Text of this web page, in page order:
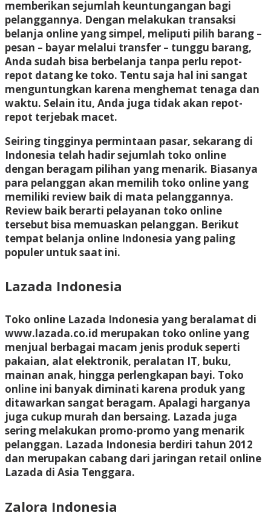
memberikan sejumlah keuntungangan bagi
pelanggannya. Dengan melakukan transaksi
belanja online yang simpel, meliputi pilih barang –
pesan – bayar melalui transfer – tunggu barang,
Anda sudah bisa berbelanja tanpa perlu repot-
repot datang ke toko. Tentu saja hal ini sangat
menguntungkan karena menghemat tenaga dan
waktu. Selain itu, Anda juga tidak akan repot-
repot terjebak macet.
Seiring tingginya permintaan pasar, sekarang di
Indonesia telah hadir sejumlah toko online
dengan beragam pilihan yang menarik. Biasanya
para pelanggan akan memilih toko online yang
memiliki review baik di mata pelanggannya.
Review baik berarti pelayanan toko online
tersebut bisa memuaskan pelanggan. Berikut
tempat belanja online Indonesia yang paling
populer untuk saat ini.
Lazada Indonesia
Toko online Lazada Indonesia yang beralamat di
www.lazada.co.id merupakan toko online yang
menjual berbagai macam jenis produk seperti
pakaian, alat elektronik, peralatan IT, buku,
mainan anak, hingga perlengkapan bayi. Toko
online ini banyak diminati karena produk yang
ditawarkan sangat beragam. Apalagi harganya
juga cukup murah dan bersaing. Lazada juga
sering melakukan promo-promo yang menarik
pelanggan. Lazada Indonesia berdiri tahun 2012
dan merupakan cabang dari jaringan retail online
Lazada di Asia Tenggara.
Zalora Indonesia